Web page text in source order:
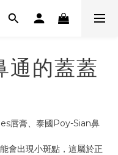
通的蓋蓋
唇膏、泰國Poy-Sian鼻
會出現小斑點，這屬於正